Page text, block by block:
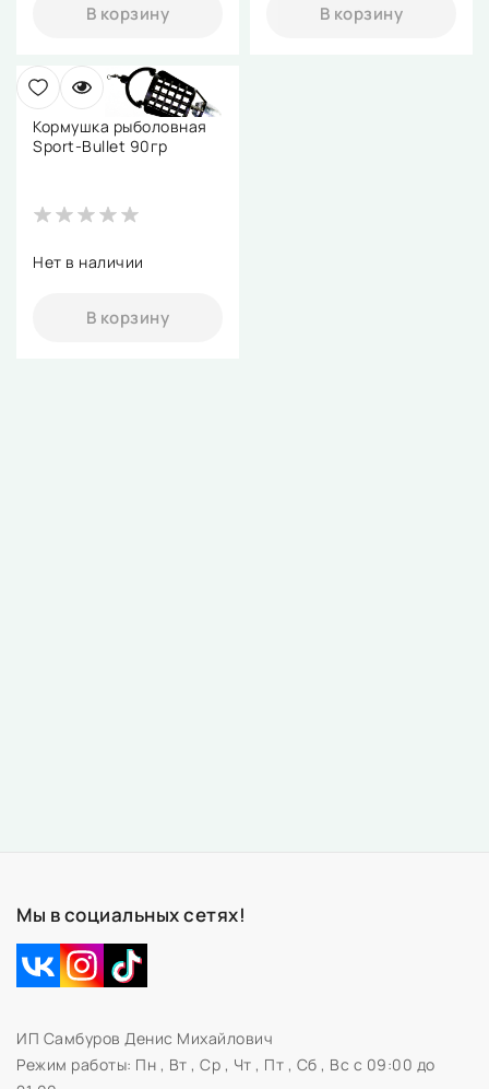
В корзину В корзину
Кормушка рыболовная
Sport-Bullet 90гр
Нет в наличии
В корзину
Мы в социальных сетях!
ИП Самбуров Денис Михайлович
Режим работы: Пн , Вт , Ср , Чт , Пт , Сб , Вс c 09:00 до